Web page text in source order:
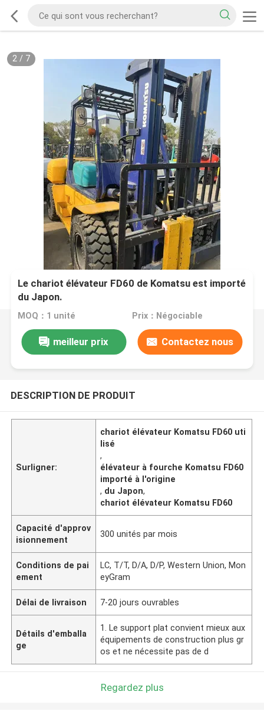
2/ 7
Le chariot élévateur FD60 de Komatsu est importé
du Japon.
MOQ：1 unité Prix：Négociable
meilleur prix Contactez nous
DESCRIPTION DE PRODUIT
Surligner:
chariot élévateur Komatsu FD60 uti
lisé
,
élévateur à fourche Komatsu FD60
importé à l'origine
, du Japon,
chariot élévateur Komatsu FD60
Capacité d'approv
isionnement
300 unités par mois
Conditions de pai
ement
LC, T/T, D/A, D/P, Western Union, Mon
eyGram
Délai de livraison 7-20 jours ouvrables
Détails d'emballa
ge
1. Le support plat convient mieux aux
équipements de construction plus gr
os et ne nécessite pas de d
Regardez plus